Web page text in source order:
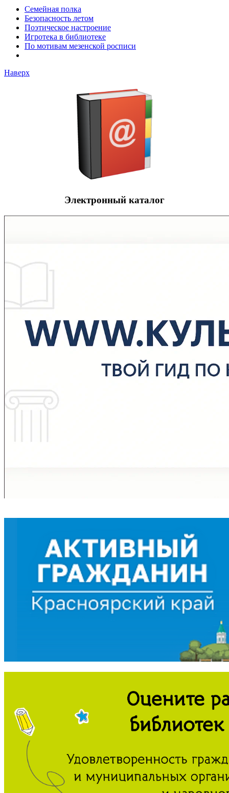
Семейная полка
Безопасность летом
Поэтическое настроение
Игротека в библиотеке
По мотивам мезенской росписи
Наверх
Электронный каталог